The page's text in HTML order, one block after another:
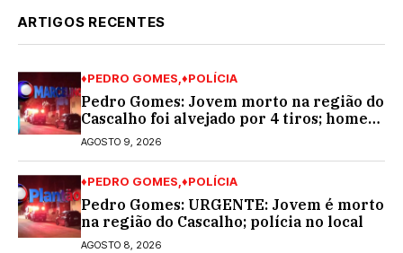
ARTIGOS RECENTES
♦PEDRO GOMES ♦POLÍCIA
Pedro Gomes: Jovem morto na região do
Cascalho foi alvejado por 4 tiros; homem
encapuzado
AGOSTO 9, 2026
♦PEDRO GOMES ♦POLÍCIA
Pedro Gomes: URGENTE: Jovem é morto
na região do Cascalho; polícia no local
AGOSTO 8, 2026